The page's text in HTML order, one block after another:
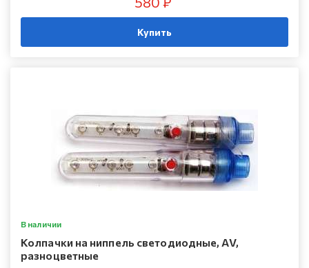
Купить
В наличии
Колпачки на ниппель светодиодные, AV,
разноцветные